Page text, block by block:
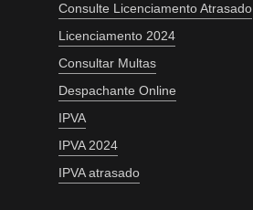
Consulte Licenciamento Atrasado
Licenciamento 2024
Consultar Multas
Despachante Online
IPVA
IPVA 2024
IPVA atrasado